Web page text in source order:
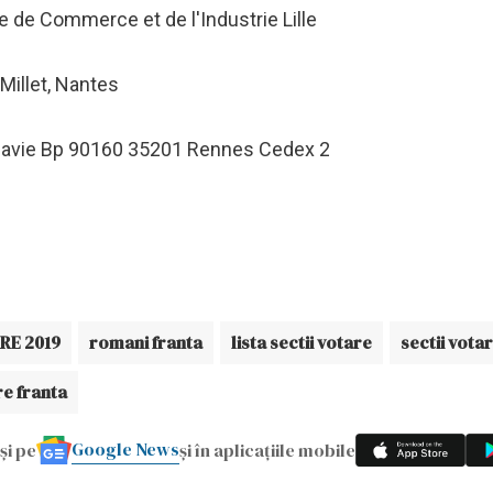
de Commerce et de l'Industrie Lille
Nantes
Bp 90160 35201 Rennes Cedex 2
2019 romani franta lista sectii votare sectii
franta
pe Google Newsși în aplicațiile mobile